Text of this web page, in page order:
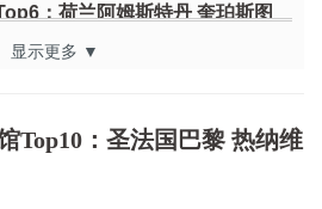
：荷兰阿姆斯特丹 奎珀斯图
：英国牛津 亨弗里公爵图书
显示更多 ▼
Top10：圣法国巴黎 热纳维